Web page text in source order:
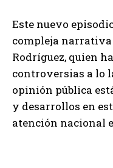
Este nuevo
compleja narrativa
Rodríguez, quien
controversias a lo
opinión pública
y desarrollos en
atención nacional